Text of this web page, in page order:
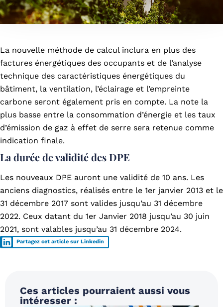
La nouvelle méthode de calcul inclura en plus des
factures énergétiques des occupants et de l’analyse
technique des caractéristiques énergétiques du
bâtiment, la ventilation, l’éclairage et l’empreinte
carbone seront également pris en compte. La note la
plus basse entre la consommation d’énergie et les taux
d’émission de gaz à effet de serre sera retenue comme
indication finale.
La durée de validité des DPE
Les nouveaux DPE auront une validité de 10 ans. Les
anciens diagnostics, réalisés entre le 1er janvier 2013 et le
31 décembre 2017 sont valides jusqu’au 31 décembre
2022. Ceux datant du 1er Janvier 2018 jusqu’au 30 juin
2021, sont valables jusqu’au 31 décembre 2024.
Partagez cet article sur Linkedin
Ces articles pourraient aussi vous
intéresser :